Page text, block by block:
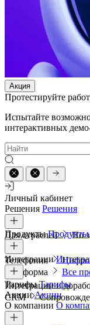
Акция
Протестируйте
Испытайте
интерактивных
Личный кабинет
Решения Решения
Для отраслей По
ПродуктыПродукты
Телефония
платформа
Все
Интеграции
Интеграции и
CRM
ТарифыТарифы
АкцииАкции
О компании О